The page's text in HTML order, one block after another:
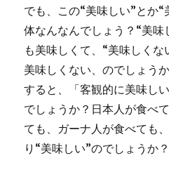
でも、この“美味しい”とか
体なんなんでしょう？“美味
も美味しくて、“美味しく
美味しくない、のでしょう
すると、「客観的に美味し
でしょうか？日本人が食べ
ても、ガーナ人が食べても
り“美味しい”のでしょうか？